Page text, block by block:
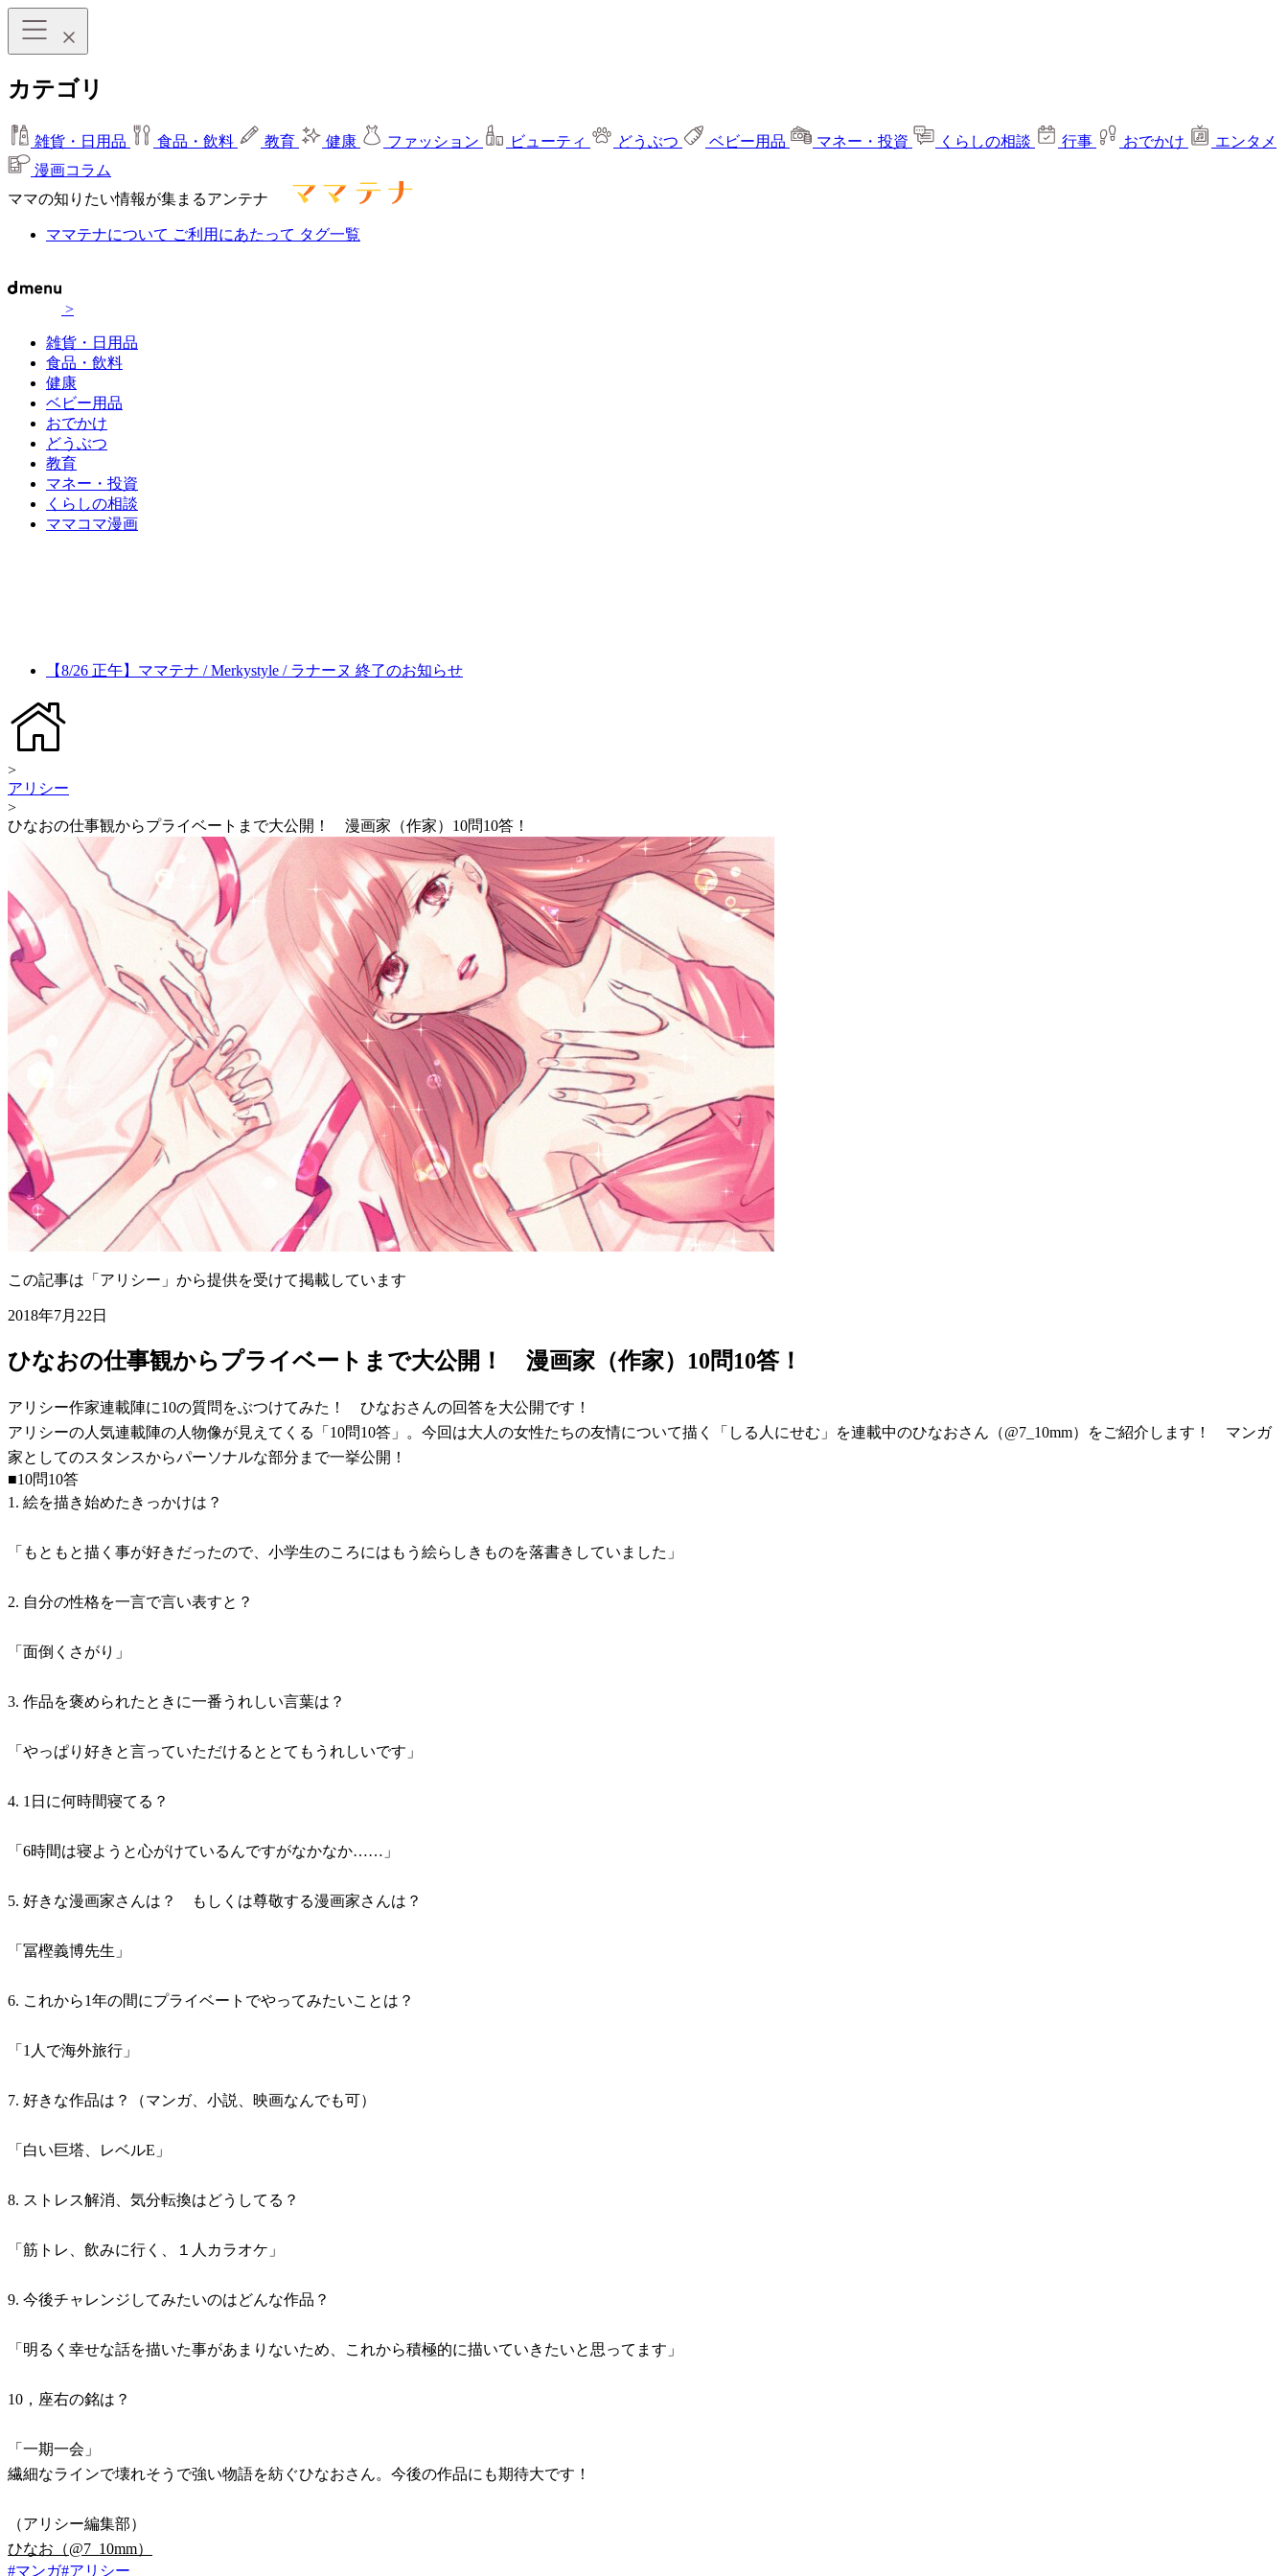
カテゴリ
雑貨・日用品 食品・飲料 教育 健康 ファッション ビューティ どうぶつ ベビー用品 マネー・投資 くらしの相談 行事 おでかけ
エンタメ
漫画コラム
ママの知りたい情報が集まるアンテナ
ママテナについて ご利用にあたって タグ一覧
>
雑貨・日用品
食品・飲料
健康
ベビー用品
おでかけ
どうぶつ
教育
マネー・投資
くらしの相談
ママコマ漫画
【8/26 正午】ママテナ / Merkystyle / ラナーヌ 終了のお知らせ
>
アリシー
>
ひなおの仕事観からプライベートまで大公開！ 漫画家（作家）10問10答！
この記事は「アリシー」から提供を受けて掲載しています
2018年7月22日
ひなおの仕事観からプライベートまで大公開！ 漫画家（作家）10問10答！
アリシー作家連載陣に10の質問をぶつけてみた！ ひなおさんの回答を大公開です！
アリシーの人気連載陣の人物像が見えてくる「10問10答」。今回は大人の女性たちの友情について描く「しる人にせむ」を連載中のひなおさん（@7_10mm）をご紹介します！ マンガ
家としてのスタンスからパーソナルな部分まで一挙公開！
■10問10答
1. 絵を描き始めたきっかけは？
「もともと描く事が好きだったので、小学生のころにはもう絵らしきものを落書きしていました」
2. 自分の性格を一言で言い表すと？
「面倒くさがり」
3. 作品を褒められたときに一番うれしい言葉は？
「やっぱり好きと言っていただけるととてもうれしいです」
4. 1日に何時間寝てる？
「6時間は寝ようと心がけているんですがなかなか……」
5. 好きな漫画家さんは？ もしくは尊敬する漫画家さんは？
「冨樫義博先生」
6. これから1年の間にプライベートでやってみたいことは？
「1人で海外旅行」
7. 好きな作品は？（マンガ、小説、映画なんでも可）
「白い巨塔、レベルE」
8. ストレス解消、気分転換はどうしてる？
「筋トレ、飲みに行く、１人カラオケ」
9. 今後チャレンジしてみたいのはどんな作品？
「明るく幸せな話を描いた事があまりないため、これから積極的に描いていきたいと思ってます」
10，座右の銘は？
「一期一会」
繊細なラインで壊れそうで強い物語を紡ぐひなおさん。今後の作品にも期待大です！
（アリシー編集部）
ひなお（@7_10mm）
#マンガ#アリシー